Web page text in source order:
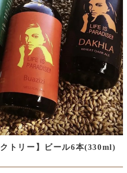
トリー】ビール6本(330ml)